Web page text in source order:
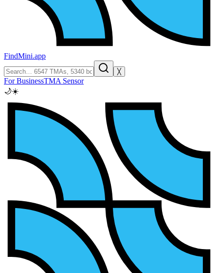
FindMini.app
╳
For BusinessTMA Sensor
🌙☀️